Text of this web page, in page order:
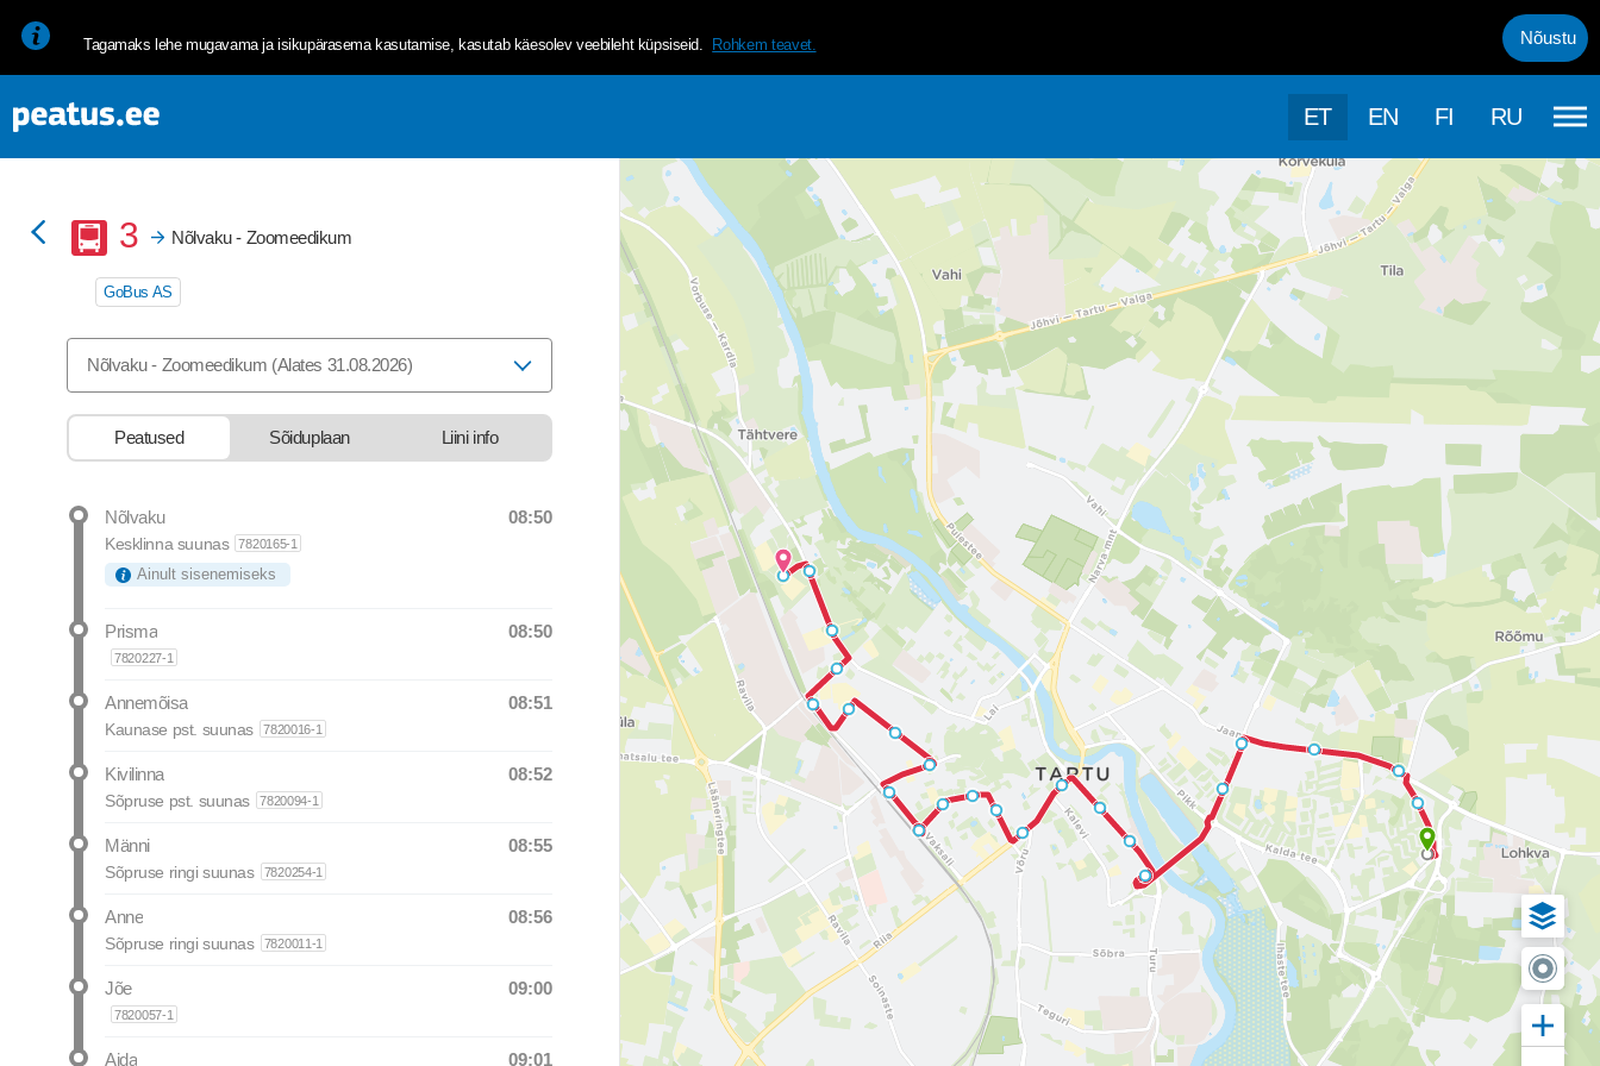
<p><span style="font-size: 10pt; line-height: 107%; font-family: helvetica, arial, sans-serif;">Tagamaks lehe mugavama ja isikup&auml;rasema kasutamise, kasutab k&auml;esolev veebileht
Tagamaks lehe mugavama ja isikupärasema kasutamise, kasutab käesolev veebileht küpsiseid. Rohkem teavet. Nõustu
ET EN FI RU
Buss
3 Nõlvaku - Zoomeedikum
GoBus AS
Nõlvaku - Zoomeedikum (Alates 31.08.2026)
Peatused Sõiduplaan Liini info
Nõlvaku Departure time was at
08:50
Kesklinna suunas 7820165-1
Ainult sisenemiseks
Prisma Departure time was at
08:50
7820227-1
Annemõisa Departure time was at
08:51
Kaunase pst. suunas 7820016-1
Kivilinna Departure time was at
08:52
Sõpruse pst. suunas 7820094-1
Männi Departure time was at
08:55
Sõpruse ringi suunas 7820254-1
Anne Departure time was at
08:56
Sõpruse ringi suunas 7820011-1
Jõe Departure time was at
09:00
7820057-1
Aida 09:01